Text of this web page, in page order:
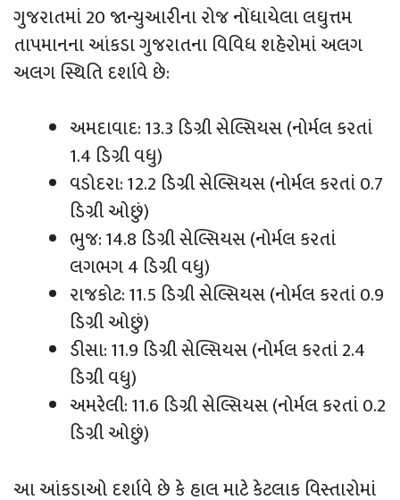
ગુજરાતમાં 20 જાન્યુઆરીના રોજ નોંધાયેલા લઘુત્તમ
તાપમાનના આંકડા ગુજરાતના વિવિધ શહેરોમાં અલગ
અલગ સ્થિતિ દર્શાવે છે:
અમદાવાદ: 13.3 ડિગ્રી સેલ્સિયસ (નોર્મલ કરતાં
1.4 ડિગ્રી વધુ)
વડોદરા: 12.2 ડિગ્રી સેલ્સિયસ (નોર્મલ કરતાં 0.7
ડિગ્રી ઓછું)
ભુજ: 14.8 ડિગ્રી સેલ્સિયસ (નોર્મલ કરતાં
લગભગ 4 ડિગ્રી વધુ)
રાજકોટ: 11.5 ડિગ્રી સેલ્સિયસ (નોર્મલ કરતાં 0.9
ડિગ્રી ઓછું)
ડીસા: 11.9 ડિગ્રી સેલ્સિયસ (નોર્મલ કરતાં 2.4
ડિગ્રી વધુ)
અમરેલી: 11.6 ડિગ્રી સેલ્સિયસ (નોર્મલ કરતાં 0.2
ડિગ્રી ઓછું)
આ આંકડાઓ દર્શાવે છે કે હાલ માટે કેટલાક વિસ્તારોમાં